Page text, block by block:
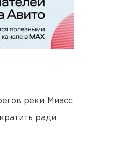
реки Миасс
ради